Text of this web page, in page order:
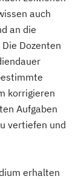
auch
an die
Dozenten
korrigieren
Aufgaben
vertiefen und
erhalten